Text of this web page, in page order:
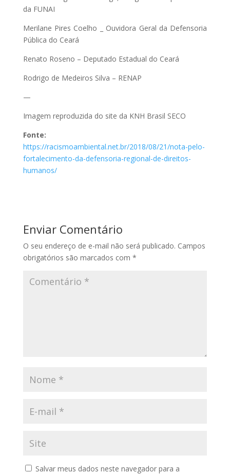
da FUNAI
Merilane Pires Coelho _ Ouvidora Geral da Defensoria
Pública do Ceará
Renato Roseno – Deputado Estadual do Ceará
Rodrigo de Medeiros Silva – RENAP
—
Imagem reproduzida do site da KNH Brasil SECO
Fonte:
https://racismoambiental.net.br/2018/08/21/nota-pelo-
fortalecimento-da-defensoria-regional-de-direitos-
humanos/
Enviar Comentário
O seu endereço de e-mail não será publicado. Campos
obrigatórios são marcados com *
Salvar meus dados neste navegador para a